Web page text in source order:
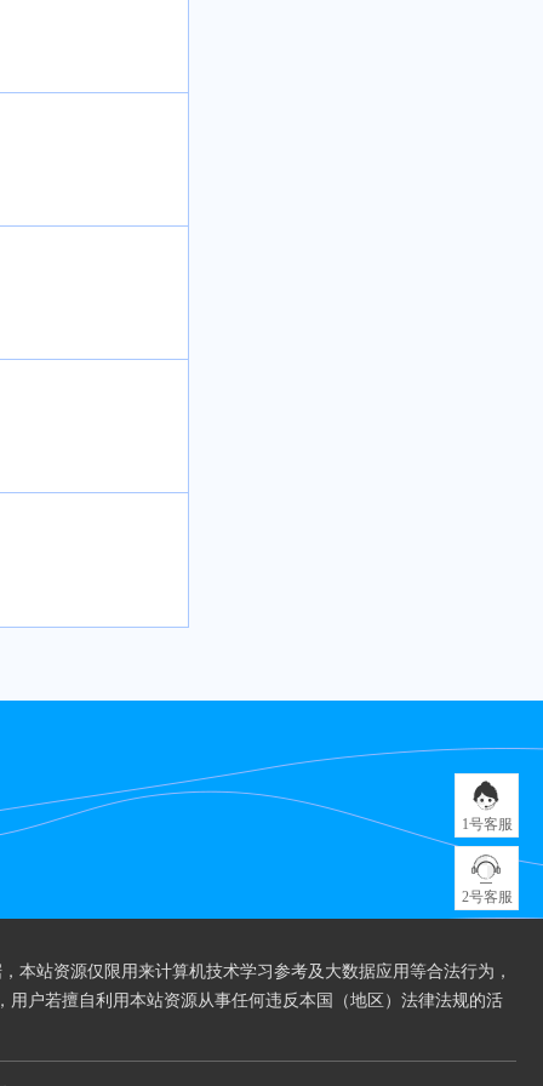
本站资源仅限用来计算机技术学习参考及大数据应用等合法行为，
户若擅自利用本站资源从事任何违反本国（地区）法律法规的活
1号客服
2号客服